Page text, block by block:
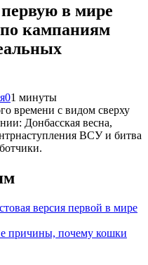
в мире
кампаниям
01 минуты
времени с видом сверху
Донбасская весна,
ВСУ и битва
версия первой в мире
причины, почему кошки